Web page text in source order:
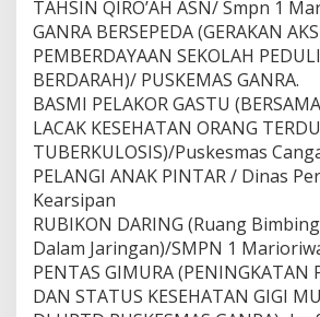
A
)
2
0
2
4
TAHSIN QIRO’AH ASN/ Smpn 1
GANRA BERSEPEDA (GERAKAN
PEMBERDAYAAN SEKOLAH
BERDARAH)/ PUSKEMAS GANRA.
BASMI PELAKOR GASTU
LACAK KESEHATAN ORANG
TUBERKULOSIS)/Puskesmas
PELANGI ANAK PINTAR / Dinas
Kearsipan
RUBIKON DARING (Ruang
Dalam Jaringan)/SMPN 1
PENTAS GIMURA (PENINGKATAN
DAN STATUS KESEHATAN GIGI